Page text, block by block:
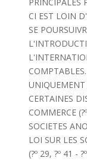
CI EST LOIN
SE
UNIQUEMENT
CERTAINES
COMMERCE
SOCIETES
LOI SUR LES
(?º 29, ?º 41 -